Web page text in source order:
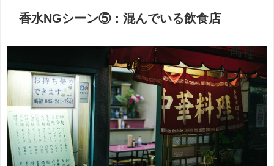
香水NGシーン⑤：混んでいる飲食店